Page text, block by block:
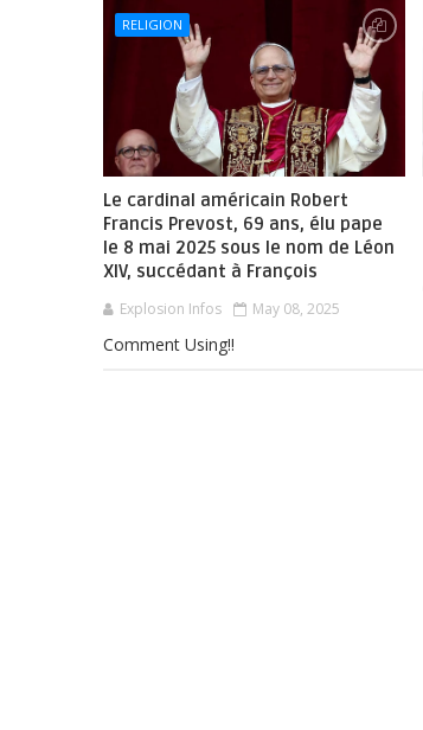
RELIGION
Le cardinal américain Robert
Francis Prevost, 69 ans, élu pape
le 8 mai 2025 sous le nom de Léon
XIV, succédant à François
Explosion Infos May 08, 2025
Comment Using!!